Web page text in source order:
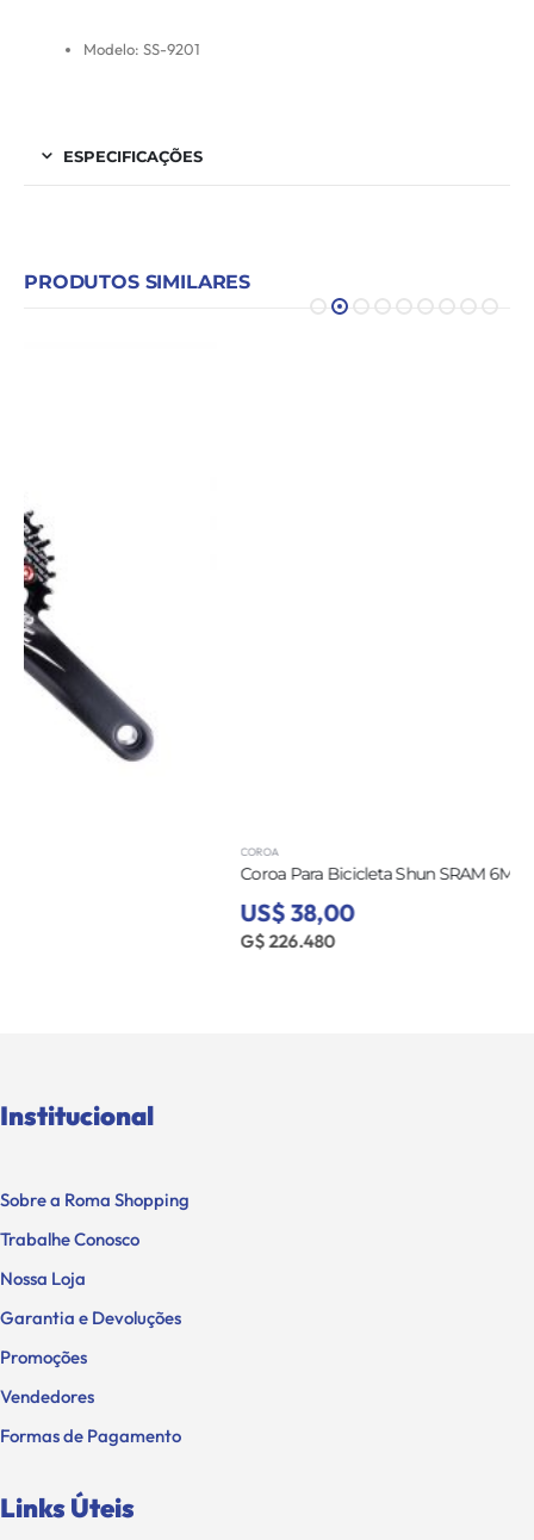
Modelo: SS-9201
ESPECIFICAÇÕES
PRODUTOS SIMILARES
Coroa Para Bicicleta Shun SRAM 6MM 34T MTB-05
Institucional
Sobre a Roma Shopping
Trabalhe Conosco
Nossa Loja
Garantia e Devoluções
Promoções
Vendedores
Formas de Pagamento
Links Úteis